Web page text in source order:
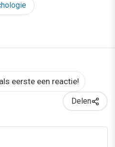
eerste een reactie!
Delen